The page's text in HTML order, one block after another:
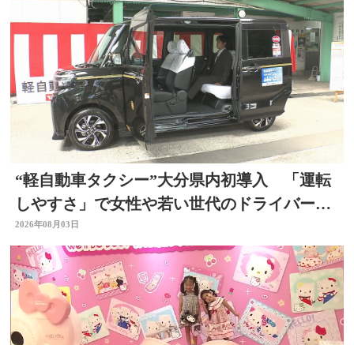
“軽自動車タクシー”大分県内初導入 「運転
しやすさ」で女性や若い世代のドライバー確
保へ
2026年08月03日